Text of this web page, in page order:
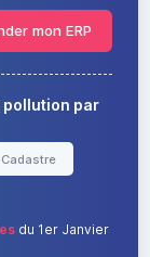
mon ERP
pollution par
Cadastre
du 1er Janvier